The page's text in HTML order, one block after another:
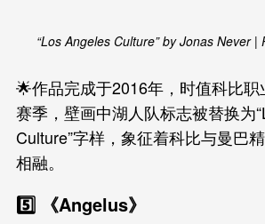
“Los Angeles Culture” by Jonas Never |
🌟作品完成于2016年，时值科比
赛季，壁画中湖人队标志被替换为
Culture”字样，象征着科比与曼巴
相融。
5️⃣ 《Angelus》